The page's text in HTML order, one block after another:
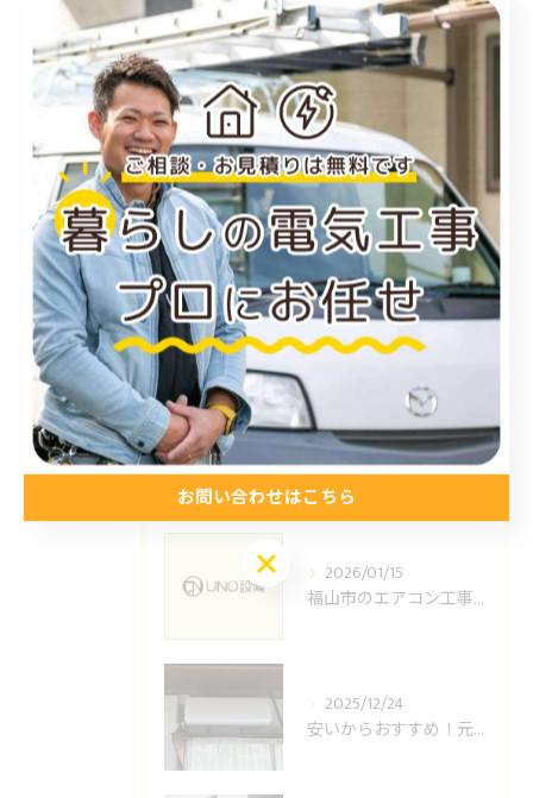
尾道市のエアコン工事
倉敷市のエアコン工事
アンテナ工事
電気工事
お知らせ
施工事例
お得情報
コラム
プライベート
最近の投稿 Recent Posts
2026/01/15
福山市のエアコン工事ならUNO設備へどうぞ
2025/12/24
安いからおすすめ！元消防士の倉敷エアコン取り付け業者はUNO設備へ！
お問い合わせはこちら
お問い合わせはこちら